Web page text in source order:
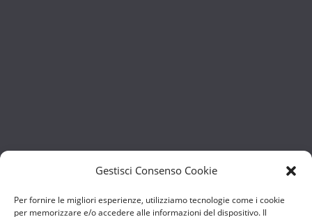
Gestisci Consenso Cookie
Per fornire le migliori esperienze, utilizziamo tecnologie come i cookie
per memorizzare e/o accedere alle informazioni del dispositivo. Il